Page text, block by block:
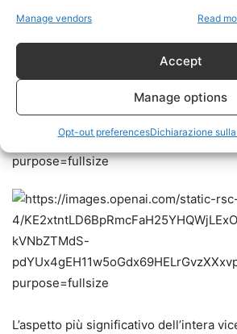
Manage vendors Read
Accept
Manage options
Opt-out preferencesDichiarazione
L’aspetto più significativo dell’intera